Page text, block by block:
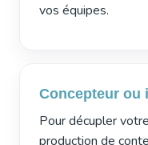
vos équipes.
Concepteur ou
Pour décupler
production de